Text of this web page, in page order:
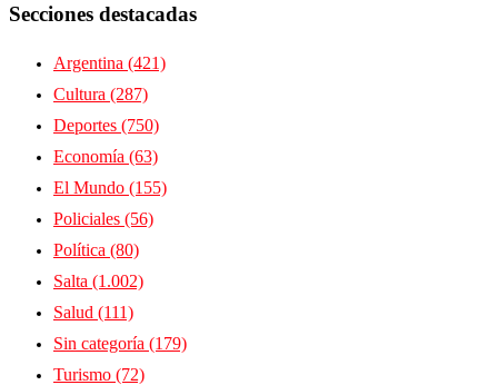
Secciones destacadas
Argentina (421)
Cultura (287)
Deportes (750)
Economía (63)
El Mundo (155)
Policiales (56)
Política (80)
Salta (1.002)
Salud (111)
Sin categoría (179)
Turismo (72)